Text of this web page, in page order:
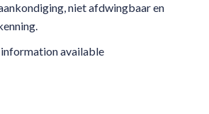
niet afdwingbaar en
available